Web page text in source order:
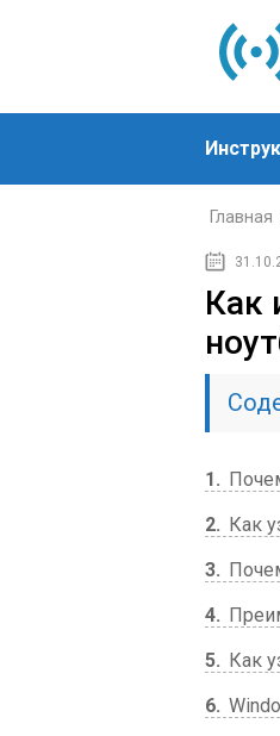
Главная
Как
1
2
Как
3
4
5
Как
6